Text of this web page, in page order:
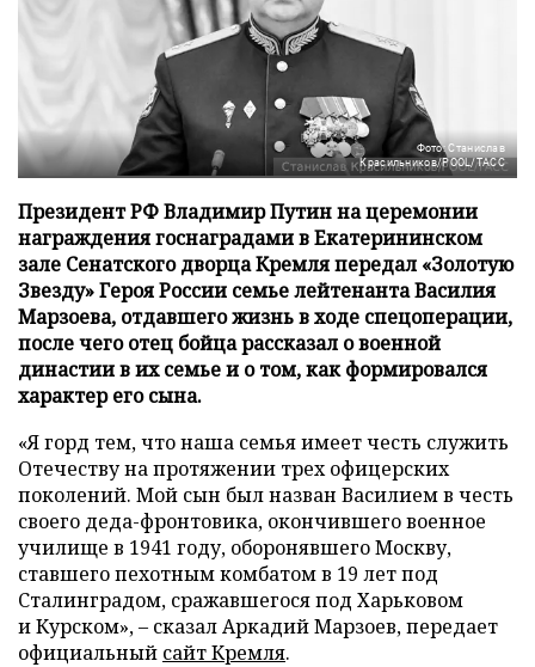
Фото: Станислав
Красильников/POOL/ТАСС
Президент РФ Владимир Путин на церемонии
награждения госнаградами в Екатерининском
зале Сенатского дворца Кремля передал «Золотую
Звезду» Героя России семье лейтенанта Василия
Марзоева, отдавшего жизнь в ходе спецоперации,
после чего отец бойца рассказал о военной
династии в их семье и о том, как формировался
характер его сына.
«Я горд тем, что наша семья имеет честь служить
Отечеству на протяжении трех офицерских
поколений. Мой сын был назван Василием в честь
своего деда-фронтовика, окончившего военное
училище в 1941 году, оборонявшего Москву,
ставшего пехотным комбатом в 19 лет под
Сталинградом, сражавшегося под Харьковом
и Курском», – сказал Аркадий Марзоев, передает
официальный сайт Кремля.